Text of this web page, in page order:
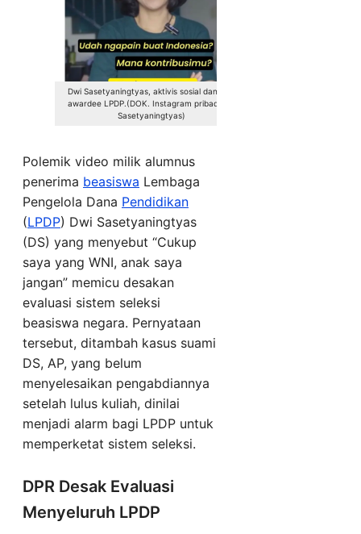
Dwi Sasetyaningtyas, aktivis sosial dan juga
awardee LPDP.(DOK. Instagram pribadi Dwi
Sasetyaningtyas)
Polemik video milik alumnus
penerima beasiswa Lembaga
Pengelola Dana Pendidikan
(LPDP) Dwi Sasetyaningtyas
(DS) yang menyebut “Cukup
saya yang WNI, anak saya
jangan” memicu desakan
evaluasi sistem seleksi
beasiswa negara. Pernyataan
tersebut, ditambah kasus suami
DS, AP, yang belum
menyelesaikan pengabdiannya
setelah lulus kuliah, dinilai
menjadi alarm bagi LPDP untuk
memperketat sistem seleksi.
DPR Desak Evaluasi
Menyeluruh LPDP